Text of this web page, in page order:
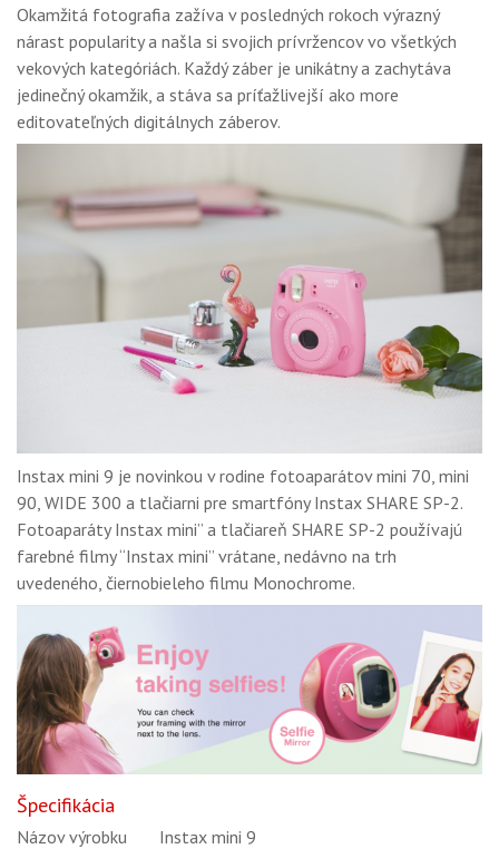
Okamžitá fotografia zažíva v posledných rokoch výrazný
nárast popularity a našla si svojich prívržencov vo všetkých
vekových kategóriách. Každý záber je unikátny a zachytáva
jedinečný okamžik, a stáva sa príťažlivejší ako more
editovateľných digitálnych záberov.
Instax mini 9 je novinkou v rodine fotoaparátov mini 70, mini
90, WIDE 300 a tlačiarni pre smartfóny Instax SHARE SP-2.
Fotoaparáty Instax mini” a tlačiareň SHARE SP-2 používajú
farebné filmy “Instax mini” vrátane, nedávno na trh
uvedeného, čiernobieleho filmu Monochrome.
Špecifikácia
Názov výrobku Instax mini 9